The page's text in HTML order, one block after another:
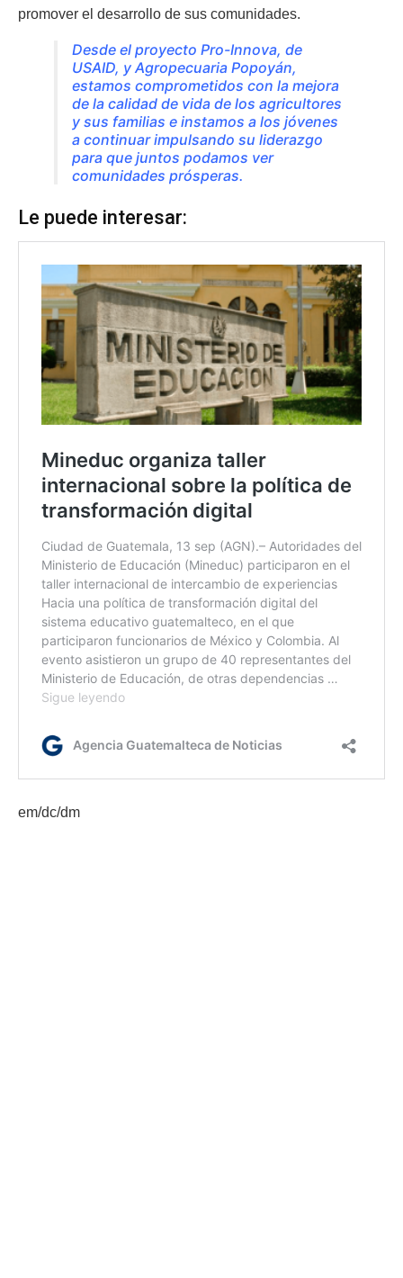
promover el desarrollo de sus comunidades.
Desde el proyecto Pro-Innova, de
USAID, y Agropecuaria Popoyán,
estamos comprometidos con la mejora
de la calidad de vida de los agricultores
y sus familias e instamos a los jóvenes
a continuar impulsando su liderazgo
para que juntos podamos ver
comunidades prósperas.
Le puede interesar:
em/dc/dm